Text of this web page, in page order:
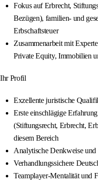
Fokus auf Erbrecht,
Bezügen), familien- und
Erbschaftsteuer
Zusammenarbeit mit
Private Equity, Immobilien
Ihr Profil
Exzellente juristische
Erste einschlägige
(Stiftungsrecht, Erbrecht,
diesem Bereich
Analytische Denkweise und
Verhandlungssichere
Teamplayer-Mentalität und